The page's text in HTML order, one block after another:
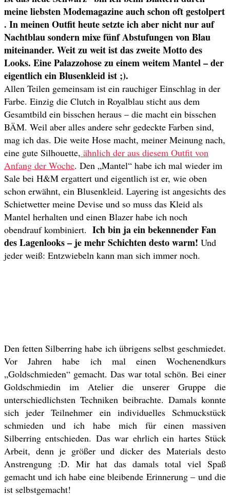
meine liebsten Modemagazineauch schon oft gestolpert
. In meinen Outfit heute setzte ich aber nicht nur auf
Nachtblau sondern mixe fünf Abstufungen von Blau
miteinander. Weit zu weit ist das zweite Motto des
Looks. Eine Palazzohose zu einem weitem Mantel – der
eigentlich ein Blusenkleid ist ;).
Allen Teilen gemeinsam ist ein rauchiger Einschlag in der
Farbe. Einzig die Clutch in Royalblau sticht aus dem
Gesamtbild ein bisschen heraus – die macht ein bisschen
BÄM. Weil aber alles andere sehr gedeckte Farben sind,
mag ich das. Die weite Hose macht, meiner Meinung nach,
eine gute Silhouette, ähnlich der aus diesem Outfit von
Anfang der Woche. Den „Mantel“ habe ich mal wieder im
Sale bei H&M ergattert und eigentlich ist er, wie oben
schon erwähnt, ein Blusenkleid. Layering ist angesichts des
Schietwetter meine Devise und so muss das Kleid als
Mantel herhalten und einen Blazer habe ich noch
obendrauf kombiniert. Ich bin ja ein bekennender Fan
des Lagenlooks – je mehr Schichten desto warm! Und
jeder weiß: Entzwiebeln kann man sich immer noch.
Den fetten Silberring habe ich übrigens selbst geschmiedet.
Vor Jahren habe ich mal einen Wochenendkurs
„Goldschmieden“ gemacht. Das war total schön. Bei einer
Goldschmiedin im Atelier die unserer Gruppe die
unterschiedlichsten Techniken beibrachte. Damals konnte
sich jeder Teilnehmer ein individuelles Schmuckstück
schmieden und ich habe mich für einen massiven
Silberring entschieden. Das war ehrlich ein hartes Stück
Arbeit, denn je größer und dicker des Materials desto
Anstrengung :D. Mir hat das damals total viel Spaß
gemacht und ich habe eine bleibende Erinnerung – und die
ist selbstgemacht!